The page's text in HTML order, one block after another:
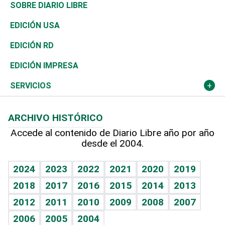
Reportajes
Asia
África
Ocenanía
Caribe
Resto del mundo
Consumo
Vivienda
Telecom.
Global y variable
Economía personal
Belleza
Buena Vida
Sociales
Novedades
Podcast Arte Libre
Hablando con el pediatra
Vida y familia
Eñe
Celebrando la vida
Golf
Ciclismo
Tenis
Olimpismo
Más deportes
TBT Deportivo
De buena tinta
En Directo
El Espía
Noticiero Poteleche
Columnistas
Más firmas
Clima
Tecnología
Historia
Martes de tecnología
Cambio climático
Mundo
Economía
Revista
Deportes
Opinión
Hecho en casa
Guía del dinero
SOBRE DIARIO LIBRE
EDICIÓN USA
EDICIÓN RD
EDICIÓN IMPRESA
SERVICIOS
Cumpleaños
Horóscopos
Crucigramas
ARCHIVO HISTÓRICO
Accede al contenido de Diario Libre año por año
desde el 2004.
2024 2023 2022 2021 2020
2019
2018
2017 2016 2015 2014
2013
2012
2011 2010 2009 2008
2007
2006
2005 2004